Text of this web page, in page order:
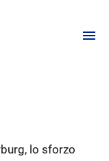
lo sforzo